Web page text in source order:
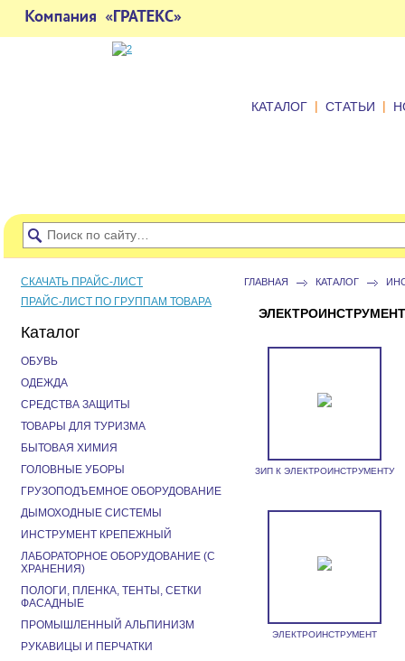
КАТАЛОГ | СТАТЬИ |
ГЛАВНАЯ КАТАЛОГ
ЗИП К ЭЛЕКТРОИНСТРУМЕНТУ
ЭЛЕКТРОИНСТРУМЕНТ
СКАЧАТЬ ПРАЙС-ЛИСТ
ПРАЙС-ЛИСТ ПО ГРУППАМ ТОВАРА
Каталог
ОБУВЬ
ОДЕЖДА
СРЕДСТВА ЗАЩИТЫ
ТОВАРЫ ДЛЯ ТУРИЗМА
БЫТОВАЯ ХИМИЯ
ГОЛОВНЫЕ УБОРЫ
ГРУЗОПОДЪЕМНОЕ ОБОРУДОВАНИЕ
ДЫМОХОДНЫЕ СИСТЕМЫ
ИНСТРУМЕНТ КРЕПЕЖНЫЙ
ЛАБОРАТОРНОЕ ОБОРУДОВАНИЕ (С
ХРАНЕНИЯ)
ПОЛОГИ, ПЛЕНКА, ТЕНТЫ, СЕТКИ
ФАСАДНЫЕ
ПРОМЫШЛЕННЫЙ АЛЬПИНИЗМ
РУКАВИЦЫ И ПЕРЧАТКИ